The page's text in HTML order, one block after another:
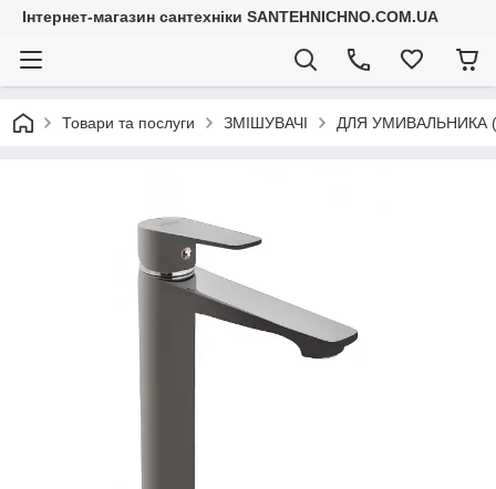
Інтернет-магазин сантехніки SANTEHNICHNO.COM.UA
Товари та послуги ЗМІШУВАЧІ ДЛЯ УМИВАЛЬНИКА